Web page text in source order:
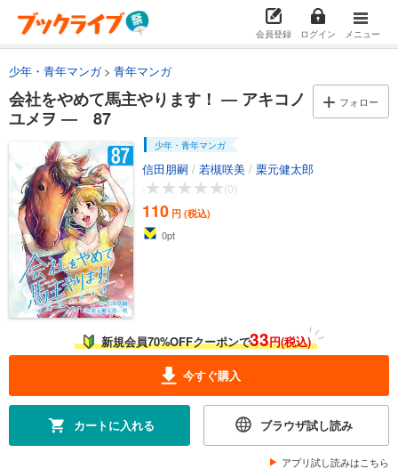
会員登録 ログイン メニュー
少年・青年マンガ 青年マンガ
会社をやめて馬主やります！ ― アキコノ
ユメヲ ― 87
フォロー
少年・青年マンガ
信田朋嗣 / 若槻咲美 / 栗元健太郎
-
(0)
110 円 (税込)
0pt
新規会員70%OFFクーポンで33円(税込)
今すぐ購入
カートに入れる ブラウザ試し読み
アプリ試し読みはこちら
110円 (税込)
カート
あらすじを表示する
会社をやめて馬主やります！ ― アキコノユメヲ ― 75
110円 (税込)
あらすじを表示する
会社をやめて馬主やります！ ― アキコノユメヲ ― 76
110円 (税込)
あらすじを表示する
会社をやめて馬主やります！ ― アキコノユメヲ ― 77
110円 (税込)